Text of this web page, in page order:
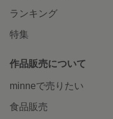
ランキング
特集
作品販売について
minneで売りたい
食品販売